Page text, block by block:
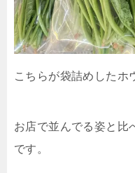
こちらが袋詰めしたホ
お店で並んでる姿と比
です。